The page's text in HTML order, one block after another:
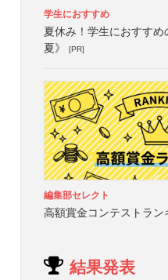
学生におすすめ
夏休み！学生におすす
夏》
[PR]
編集部セレクト
高額賞金コンテストラン
結果発表